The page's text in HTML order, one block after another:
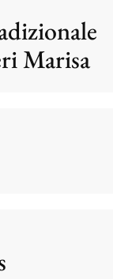
Marisa